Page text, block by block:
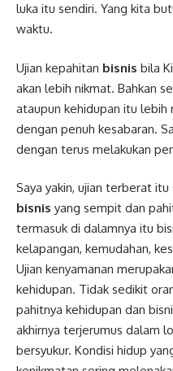
luka itu sendiri. Yang kita
waktu.
Ujian kepahitan bisnis bila
akan lebih nikmat. Bahkan
ataupun kehidupan itu lebih
dengan penuh kesabaran.
dengan terus melakukan
Saya yakin, ujian terberat itu
bisnis yang sempit dan
termasuk di dalamnya itu
kelapangan, kemudahan,
Ujian kenyamanan
kehidupan. Tidak sedikit
pahitnya kehidupan dan
akhirnya terjerumus dalam
bersyukur. Kondisi hidup